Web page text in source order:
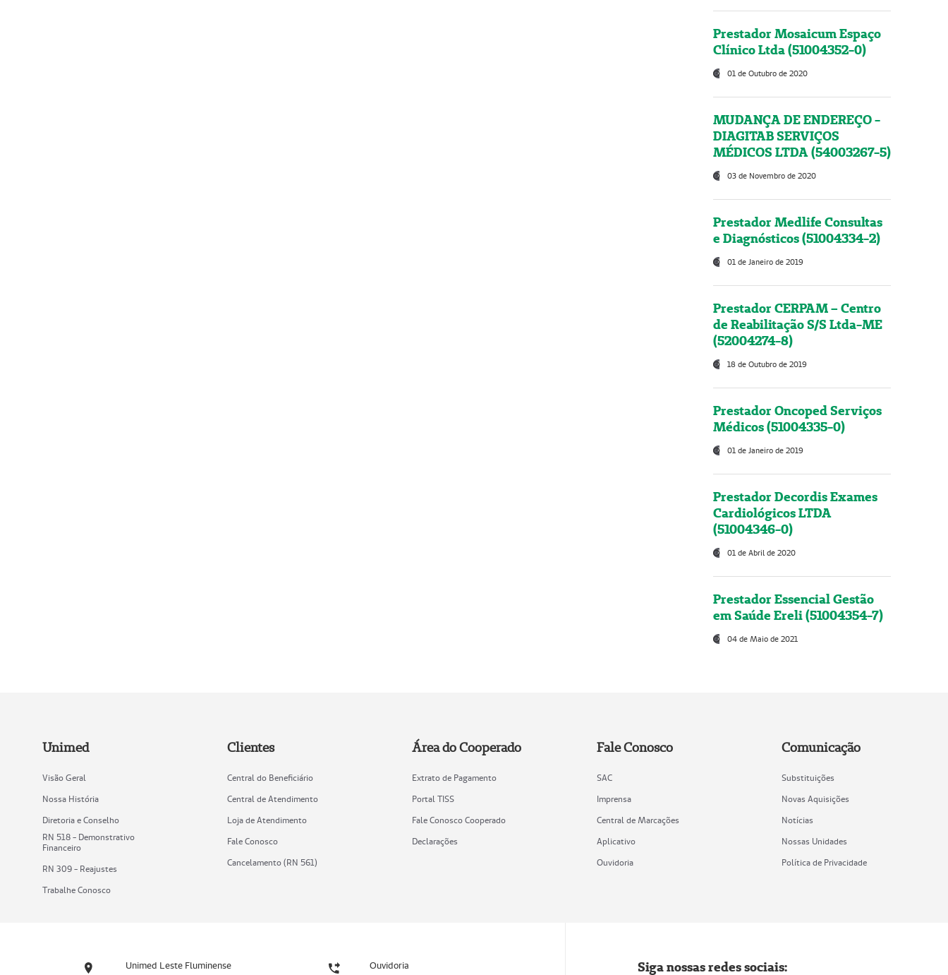
Prestador Mosaicum Espaço
Clínico Ltda (51004352-0)
01 de Outubro de 2020
MUDANÇA DE ENDEREÇO -
DIAGITAB SERVIÇOS
MÉDICOS LTDA (54003267-5)
03 de Novembro de 2020
Prestador Medlife Consultas
e Diagnósticos (51004334-2)
01 de Janeiro de 2019
Prestador CERPAM – Centro
de Reabilitação S/S Ltda-ME
(52004274-8)
18 de Outubro de 2019
Prestador Oncoped Serviços
Médicos (51004335-0)
01 de Janeiro de 2019
Prestador Decordis Exames
Cardiológicos LTDA
(51004346-0)
01 de Abril de 2020
Prestador Essencial Gestão
em Saúde Ereli (51004354-7)
04 de Maio de 2021
Unimed
Visão Geral
Nossa História
Diretoria e Conselho
RN 518 - Demonstrativo
Financeiro
RN 309 - Reajustes
Trabalhe Conosco
Clientes
Central do Beneficiário
Central de Atendimento
Loja de Atendimento
Fale Conosco
Cancelamento (RN 561)
Área do Cooperado
Extrato de Pagamento
Portal TISS
Fale Conosco Cooperado
Declarações
Fale Conosco
SAC
Imprensa
Central de Marcações
Aplicativo
Ouvidoria
Comunicação
Substituições
Novas Aquisições
Notícias
Nossas Unidades
Política de Privacidade
Unimed Leste Fluminense Ouvidoria Siga nossas redes sociais: